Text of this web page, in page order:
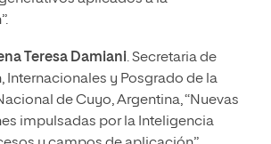
Teresa Damiani. Secretaria de
Internacionales y Posgrado de la
de Cuyo, Argentina, “Nuevas
impulsadas por la Inteligencia